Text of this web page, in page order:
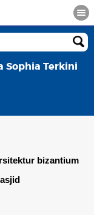
Sophia Terkini
bizantium